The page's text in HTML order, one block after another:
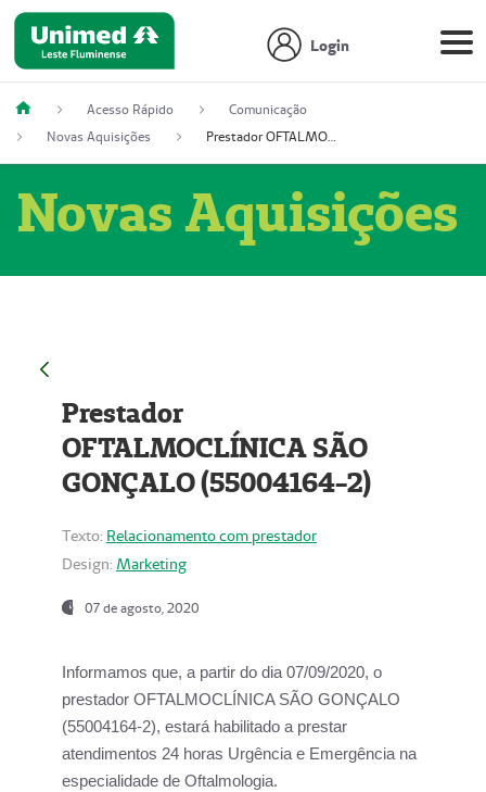
Login
Acesso Rápido
Comunicação
Novas Aquisições
Prestador OFTALMOCLÍNICA SÃO GONÇALO (55004164-2)
Novas Aquisições
Prestador
OFTALMOCLÍNICA SÃO
GONÇALO (55004164-2)
Texto: Relacionamento com prestador
Design: Marketing
07 de agosto, 2020
Informamos que, a partir do dia07/09/2020, o
prestador OFTALMOCLÍNICA SÃO GONÇALO
(55004164-2), estará habilitado a prestar
atendimentos 24 horas Urgência e Emergência na
especialidade de Oftalmologia.